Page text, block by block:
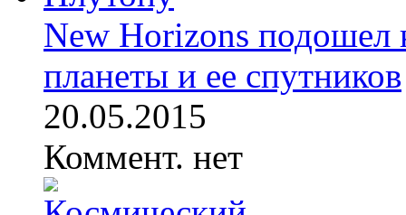
New Horizons подошел
планеты и ее спутников
20.05.2015
Коммент. нет